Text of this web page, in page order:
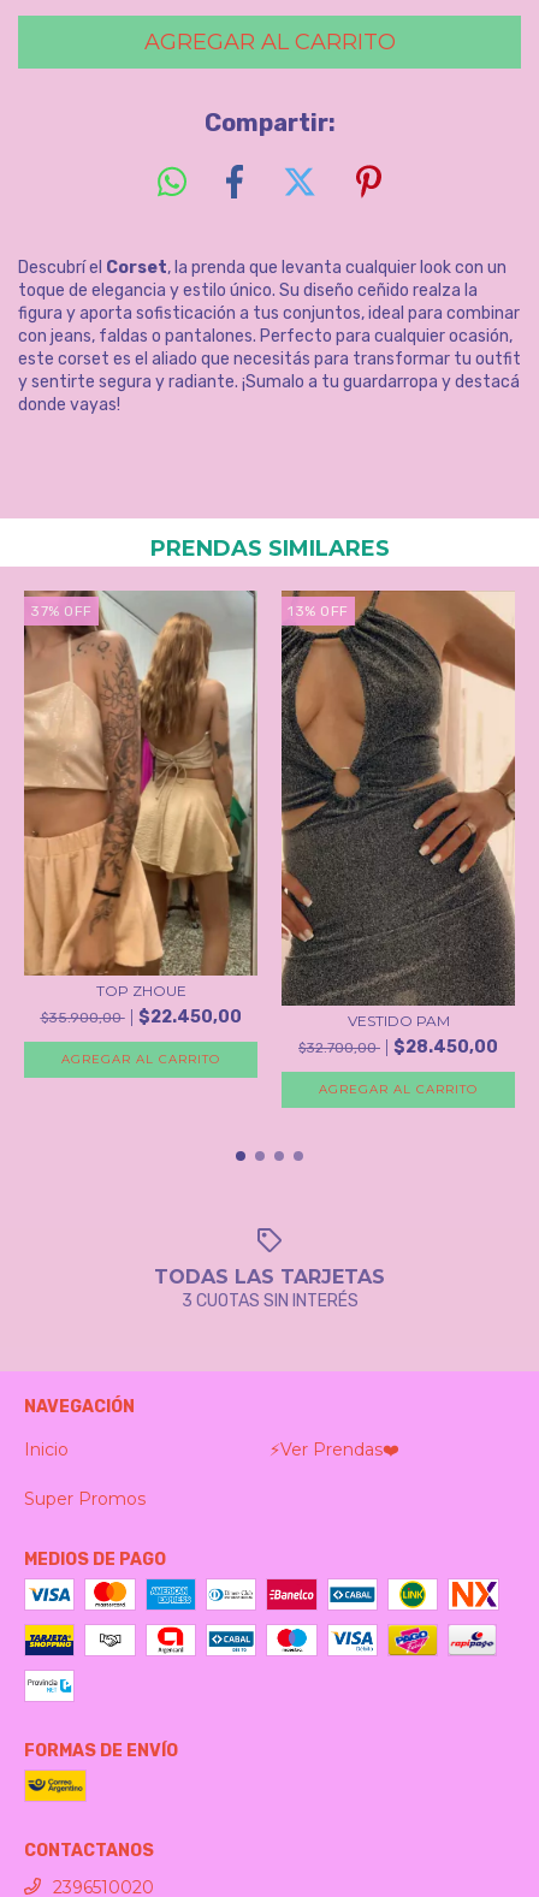
Compartir:
Descubrí el Corset, la prenda que levanta cualquier look con un
toque de elegancia y estilo único. Su diseño ceñido realza la
figura y aporta sofisticación a tus conjuntos, ideal para combinar
con jeans, faldas o pantalones. Perfecto para cualquier ocasión,
este corset es el aliado que necesitás para transformar tu outfit
y sentirte segura y radiante. ¡Sumalo a tu guardarropa y destacá
donde vayas!
PRENDAS SIMILARES
37% OFF
TOP ZHOUE
$35.900,00 $22.450,00
AGREGAR AL CARRITO
13% OFF
VESTIDO PAM
$32.700,00 $28.450,00
AGREGAR AL CARRITO
TODAS LAS TARJETAS
3 CUOTAS SIN INTERÉS
NAVEGACIÓN
Inicio ⚡️Ver Prendas❤️‍
Super Promos
MEDIOS DE PAGO
FORMAS DE ENVÍO
CONTACTANOS
2396510020